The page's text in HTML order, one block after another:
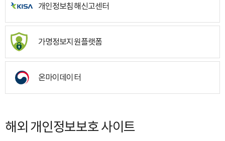
개인정보침해신고센터
가명정보지원플랫폼
온마이데이터
해외 개인정보보호 사이트